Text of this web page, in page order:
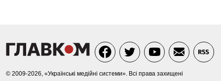
© 2009-2026, «Українські медійні системи». Всі права захищені